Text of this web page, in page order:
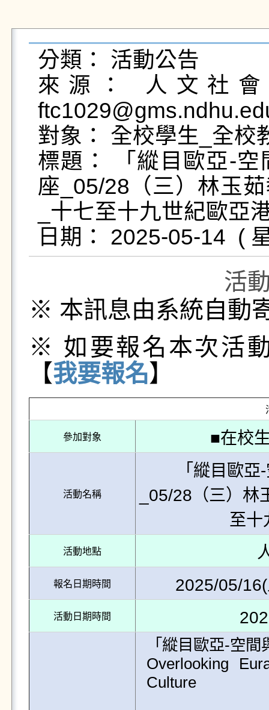
分類： 活動公告
來源： 人文社
對象： 全校學生_全校
標題： 「縱目歐亞-
座_05/28（三）林玉
_十七至十九世紀歐亞
活
※ 本訊息由系統自動
※ 如要報名本次活
【我要報名】
參加對象 ■在校
活動名稱
「縱目歐
_05/28（三）
至十
活動地點
報名日期時間 2025/05/
活動日期時間
「縱目歐亞-空
Overlooking
Culture